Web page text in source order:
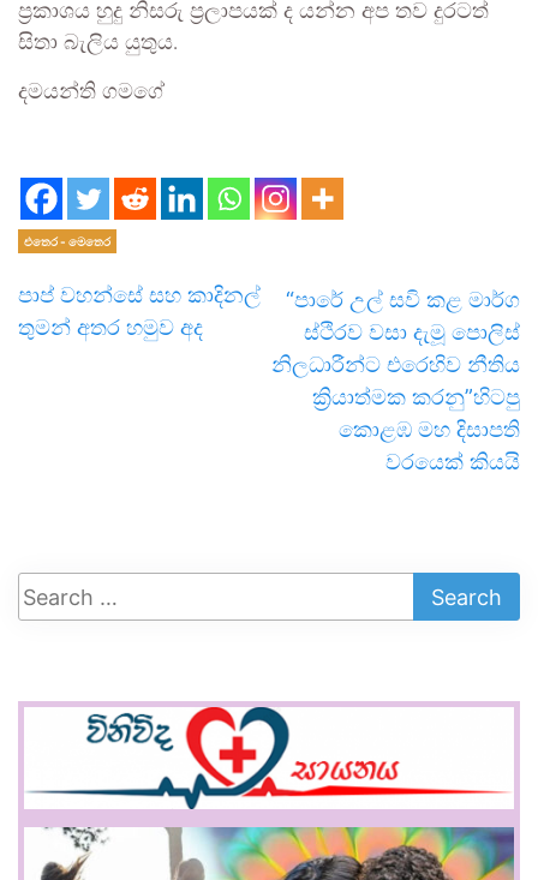
ප්‍රකාශය හුදු නිසරු ප්‍රලාපයක් ද යන්න අප තව දුරටත්
සිතා බැලිය යුතුය.
දමයන්ති ගමගේ
එතෙර - මෙතෙර
පාප් වහන්සේ සහ කාදිනල්
තුමන් අතර හමුව අද
“පාරේ උල් සවි කළ මාර්ග
ස්ථිරව වසා දැමූ පොලිස්
නිලධාරීන්‍ට එරෙහිව නීතිය
ක්‍රියාත්මක කරනු”හිටපු
කොළඹ මහ දිසාපති
වරයෙක් කියයි